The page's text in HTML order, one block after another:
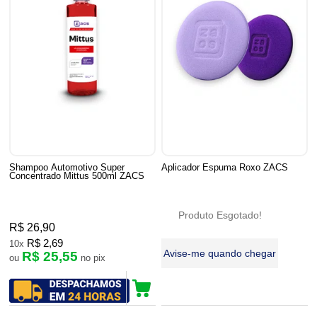
Shampoo Automotivo Super
Concentrado Mittus 500ml ZACS
R$ 26,90
10x R$ 2,69
ou R$ 25,55 no pix
Aplicador Espuma Roxo ZACS
Produto Esgotado!
Avise-me quando chegar